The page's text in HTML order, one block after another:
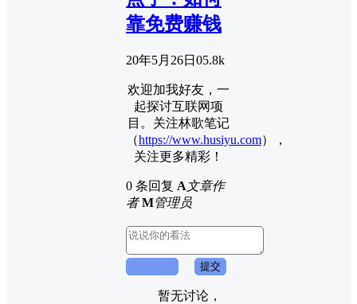
靠免费赚钱
20年5月26日 05.8k
欢迎加我好友，一
起探讨互联网项
目。关注林歌笔记
（https://www.husiyu.com），
关注更多精彩！
0 条回复 A文章作
者 M管理员
提交
暂无讨论，